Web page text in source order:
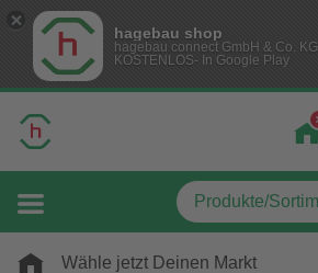
hagebau shop
hagebau connect GmbH & Co. KG
KOSTENLOS- In Google Play
Wähle jetzt Deinen Markt